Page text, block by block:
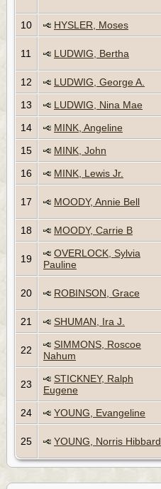
10 HYSLER, Moses
11 LUDWIG, Bertha
12 LUDWIG, George A.
13
LUDWIG, Nina Mae
14
MINK, Angeline
15
MINK, John
16
MINK, Lewis Jr.
17 MOODY, Annie Bell
18 MOODY, Carrie B
19
OVERLOCK, Sylvia
Pauline
20 ROBINSON, Grace
21 SHUMAN, Ira J.
22
SIMMONS, Roscoe
Nahum
23
STICKNEY, Ralph
Eugene
24 YOUNG, Evangeline
25 YOUNG, Norris Hibbard